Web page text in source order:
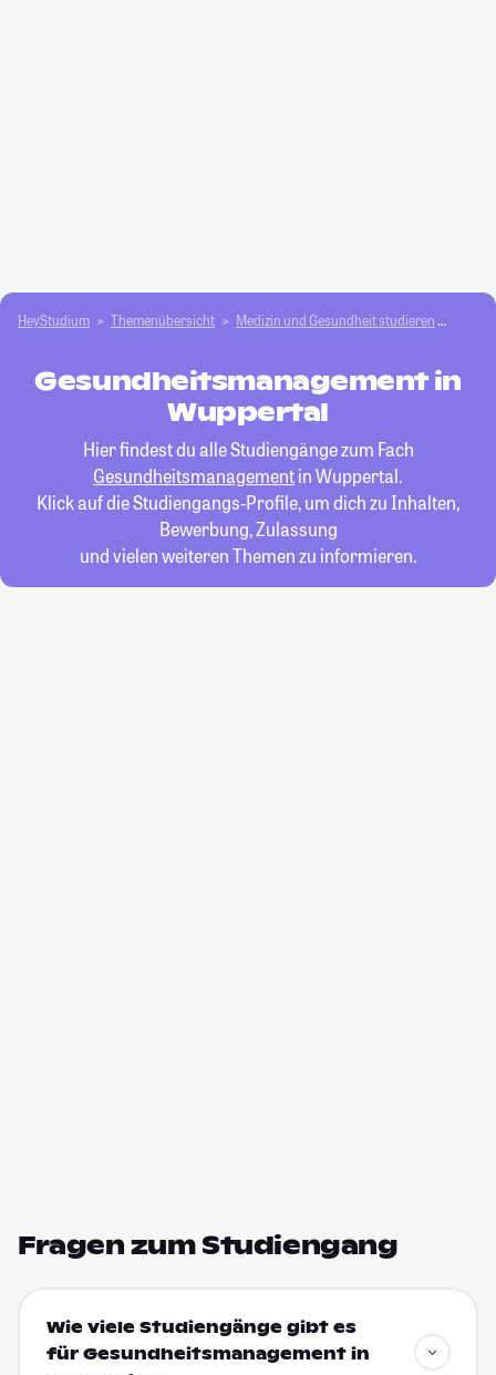
HeyStudium Themenübersicht Medizin und Gesundheit studieren
Gesundheitsmanagement in
Wuppertal
Hier findest du alle Studiengänge zum Fach
Gesundheitsmanagementin Wuppertal.
Klick auf die Studiengangs-Profile, um dich zu Inhalten,
Bewerbung, Zulassung
und vielen weiteren Themen zu informieren.
Fragen zum Studiengang
Wie viele Studiengänge gibt es
für Gesundheitsmanagement in